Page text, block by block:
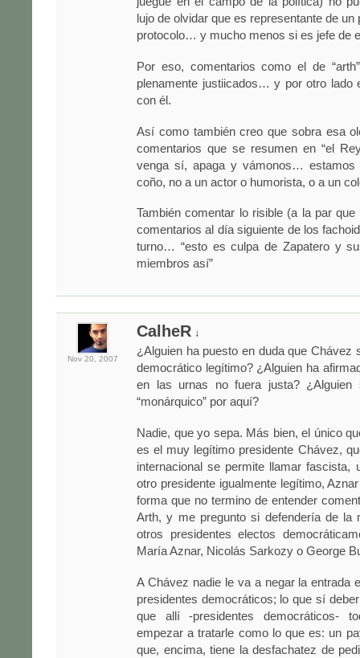
lujo de olvidar que es representante de
protocolo… y mucho menos si es jefe de
Por eso, comentarios como el de
plenamente justiicados… y por otro lado
con él.
Así como también creo que sobra esa
comentarios que se resumen en “el
venga sí, apaga y vámonos… estamos
coño, no a un actor o humorista, o a un
También comentar lo risible (a la par
comentarios al día siguiente de los
turno… “esto es culpa de Zapatero y
miembros así”
Nov 20, 2007
CalheR ↓
¿Alguien ha puesto en duda que Chávez
democrático legítimo? ¿Alguien ha
en las urnas no fuera justa? ¿Alguien
“monárquico” por aquí?
Nadie, que yo sepa. Más bien, el único
es el muy legítimo presidente Chávez,
internacional se permite llamar fascista,
otro presidente igualmente legítimo,
forma que no termino de entender
Arth, y me pregunto si defendería de la
otros presidentes electos
María Aznar, Nicolás Sarkozy o George
A Chávez nadie le va a negar la entrada
presidentes democráticos; lo que sí
que allí -presidentes democráticos-
empezar a tratarle como lo que es: un
que, encima, tiene la desfachatez de